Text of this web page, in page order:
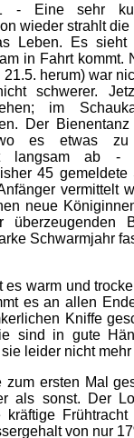
- Eine sehr
wieder strahlt
Leben. Es
in Fahrt kommt.
herum) war
schwerer.
im
Der
wo es etwas
langsam ab -
45 gemeldete
vermittelt
neue
Schwarmjahr
es warm und
es an allen
Kniffe
sind in gute
leider nicht
zum ersten Mal
als sonst. Der
von nur